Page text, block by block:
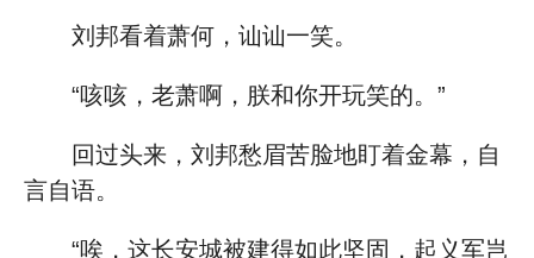
刘邦看着萧何，讪讪一笑。
“咳咳，老萧啊，朕和你开玩笑的。”
回过头来，刘邦愁眉苦脸地盯着金幕，自
言自语。
“唉，这长安城被建得如此坚固，起义军岂